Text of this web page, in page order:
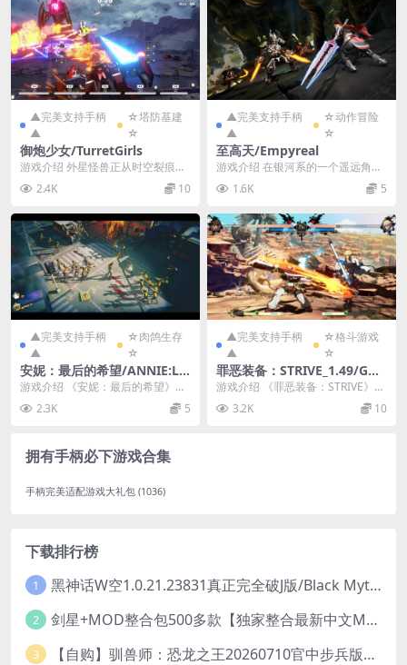
▲完美支持手柄
▲
☆塔防基建
☆
御炮少女/TurretGirls
游戏介绍 外星怪兽正从时空裂痕涌
入，只有一个女孩和她的炮塔挡住
了他们的去路！锁定...
2.4K 10
▲完美支持手柄
▲
☆动作冒险
☆
至高天/Empyreal
游戏介绍 在银河系的一个遥远角
落，一支探险队发现了一个由失落
文明打造的巨型结构。...
1.6K 5
▲完美支持手柄
▲
☆肉鸽生存
☆
安妮：最后的希望/ANNIE:La
st Hope
游戏介绍 《安妮：最后的希望》是
一款[HD体素]风格的俯视角射击动
作游戏。故事发...
2.3K 5
▲完美支持手柄
▲
☆格斗游戏
☆
罪恶装备：STRIVE_1.49/GUI
LTY GEAR -STRIVE-Ver1.49
游戏介绍 《罪恶装备：STRIVE》是
由老牌格斗厂商Arc System Wor...
3.2K 10
拥有手柄必下游戏合集
手柄完美适配游戏大礼包 (1036)
下载排行榜
1 黑神话W空1.0.21.23831真正完全破J版/Black Myth Wukong Ver1.0.21.23831
2 剑星+MOD整合包500多款【独家整合最新中文MOD管理器+可直连N网下载2000+MOD+集成CNS一键换肤】/Stellar Blade MOD Ver2026.5.18
3 【自购】驯兽师：恐龙之王20260710官中步兵版+全DLC【PC+安卓模拟器+3D大型生存SLG/动作冒险】/Tamer: King of Dinosaurs【19.6G】